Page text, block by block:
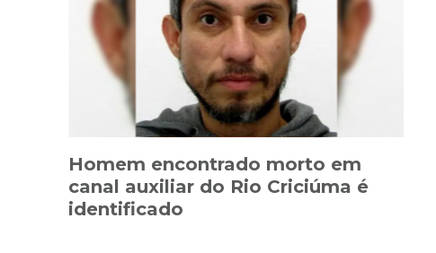
Homem encontrado morto em
canal auxiliar do Rio Criciúma é
identificado